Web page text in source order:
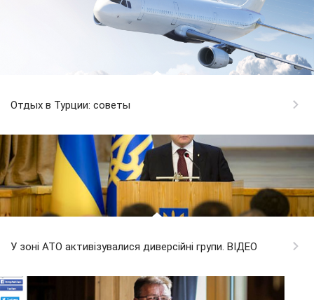
Отдых в Турции: советы
У зоні АТО активізувалися диверсійні групи. ВІДЕО